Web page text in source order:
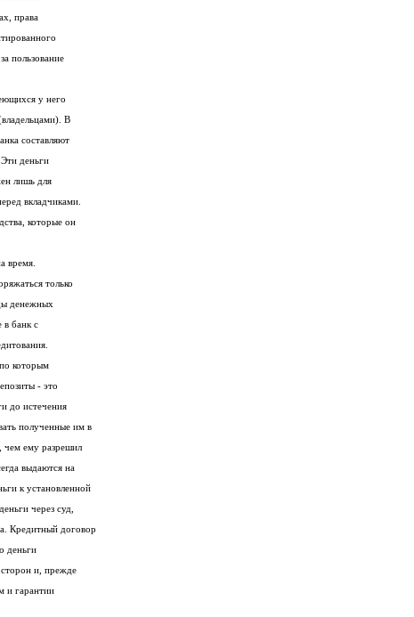
права
пользование
у него
В
составляют
деньги
лишь для
вкладчиками.
которые он
время.
только
денежных
в банк с
которым
- это
до истечения
полученные им в
чем ему разрешил
выдаются на
к установленной
через суд,
Кредитный договор
деньги
и, прежде
и гарантии